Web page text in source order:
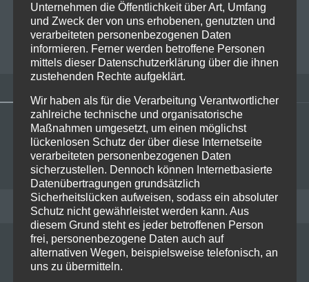
legendäre Hip-Hop-Gruppe aus…Read more
THOMAS
RECENT POSTS
Live on Stage: 2026-07-06 Sex
Unternehmen die Öffentlichkeit über Art, Umfang
und Zweck der von uns erhobenen, genutzten und
verarbeiteten personenbezogenen Daten
informieren. Ferner werden betroffene Personen
mittels dieser Datenschutzerklärung über die ihnen
zustehenden Rechte aufgeklärt.
Wir haben als für die Verarbeitung Verantwortlicher
zahlreiche technische und organisatorische
Maßnahmen umgesetzt, um einen möglichst
lückenlosen Schutz der über diese Internetseite
verarbeiteten personenbezogenen Daten
sicherzustellen. Dennoch können Internetbasierte
Datenübertragungen grundsätzlich
Sicherheitslücken aufweisen, sodass ein absoluter
Schutz nicht gewährleistet werden kann. Aus
diesem Grund steht es jeder betroffenen Person
frei, personenbezogene Daten auch auf
alternativen Wegen, beispielsweise telefonisch, an
uns zu übermitteln.